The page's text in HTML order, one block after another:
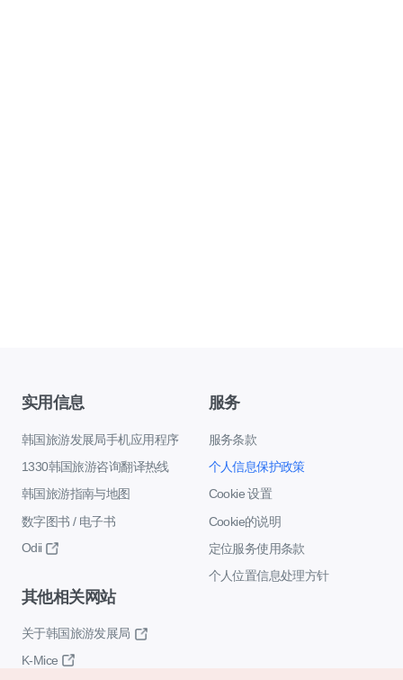
实用信息
韩国旅游发展局手机应用程序
1330韩国旅游咨询翻译热线
韩国旅游指南与地图
数字图书 / 电子书
Odii
服务
服务条款
个人信息保护政策
Cookie 设置
Cookie的说明
定位服务使用条款
个人位置信息处理方针
其他相关网站
关于韩国旅游发展局
K-Mice